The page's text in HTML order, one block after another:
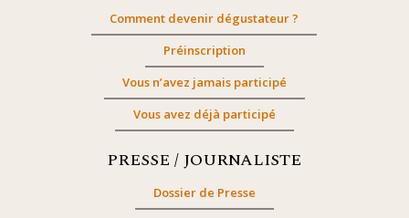
Comment devenir dégustateur ?
Préinscription
Vous n’avez jamais participé
Vous avez déjà participé
PRESSE / JOURNALISTE
Dossier de Presse